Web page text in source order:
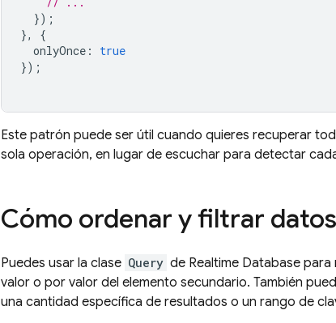
});
},
{
onlyOnce :
true
});
Este patrón puede ser útil cuando quieres recuperar
sola operación, en lugar de escuchar para detectar
Cómo ordenar y filtrar datos
Puedes usar la clase Query de Realtime Database para
valor o por valor del elemento secundario. También
una cantidad específica de resultados o un rango de